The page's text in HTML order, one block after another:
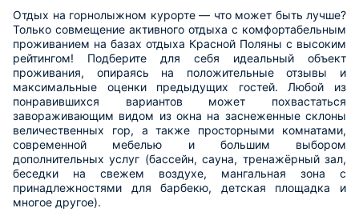
Отдых на горнолыжном курорте — что может быть лучше?
Только совмещение активного отдыха с комфортабельным
проживанием на базах отдыха Красной Поляны с высоким
рейтингом! Подберите для себя идеальный объект
проживания, опираясь на положительные отзывы и
максимальные оценки предыдущих гостей. Любой из
понравившихся вариантов может похвастаться
завораживающим видом из окна на заснеженные склоны
величественных гор, а также просторными комнатами,
современной мебелью и большим выбором
дополнительных услуг (бассейн, сауна, тренажёрный зал,
беседки на свежем воздухе, мангальная зона с
принадлежностями для барбекю, детская площадка и
многое другое).